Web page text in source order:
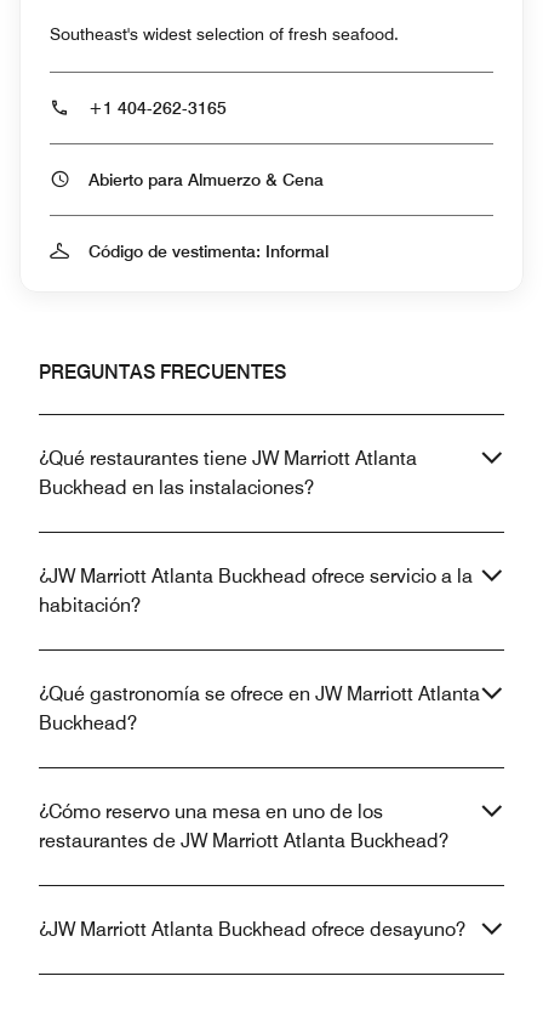
Southeast's widest selection of fresh seafood.
+1 404-262-3165
Abierto para Almuerzo & Cena
Código de vestimenta: Informal
PREGUNTAS FRECUENTES
¿Qué restaurantes tiene JW Marriott Atlanta
Buckhead en las instalaciones?
¿JW Marriott Atlanta Buckhead ofrece servicio a la
habitación?
¿Qué gastronomía se ofrece en JW Marriott Atlanta
Buckhead?
¿Cómo reservo una mesa en uno de los
restaurantes de JW Marriott Atlanta Buckhead?
¿JW Marriott Atlanta Buckhead ofrece desayuno?